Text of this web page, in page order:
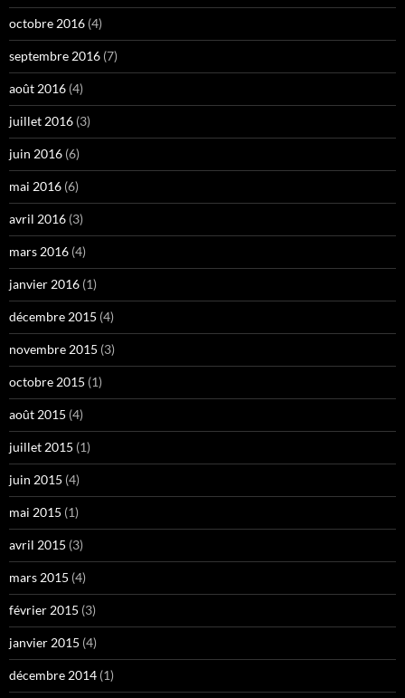
octobre 2016 (4)
septembre 2016 (7)
août 2016 (4)
juillet 2016 (3)
juin 2016 (6)
mai 2016 (6)
avril 2016 (3)
mars 2016 (4)
janvier 2016 (1)
décembre 2015 (4)
novembre 2015 (3)
octobre 2015 (1)
août 2015 (4)
juillet 2015 (1)
juin 2015 (4)
mai 2015 (1)
avril 2015 (3)
mars 2015 (4)
février 2015 (3)
janvier 2015 (4)
décembre 2014 (1)